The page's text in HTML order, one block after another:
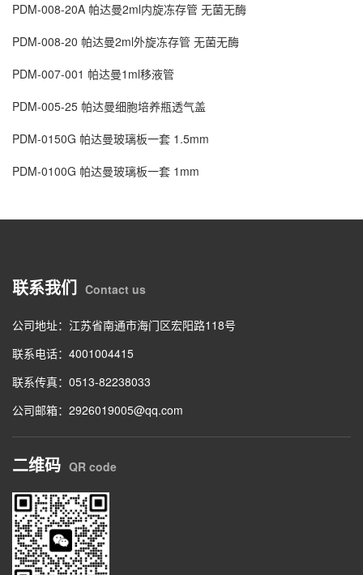
PDM-008-20A 帕达曼2ml内旋冻存管 无菌无酶
PDM-008-20 帕达曼2ml外旋冻存管 无菌无酶
PDM-007-001 帕达曼1ml移液管
PDM-005-25 帕达曼细胞培养瓶透气盖
PDM-0150G 帕达曼玻璃板一套 1.5mm
PDM-0100G 帕达曼玻璃板一套 1mm
联系我们 Contact us
公司地址：江苏省南通市海门区宏阳路118号
联系电话：4001004415
联系传真：0513-82238033
公司邮箱：2926019005@qq.com
二维码 QR code